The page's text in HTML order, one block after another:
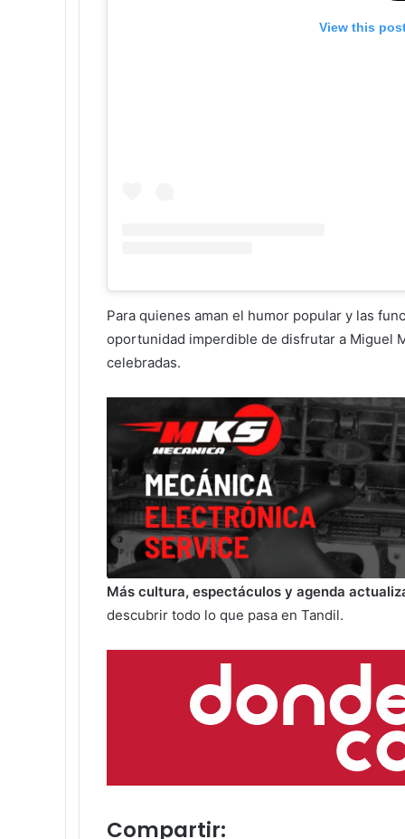
View this
Para quienes aman el humor popular y las
oportunidad imperdible de disfrutar a Miguel
celebradas.
Más cultura, espectáculos y agenda
descubrir todo lo que pasa en Tandil.
Compartir: